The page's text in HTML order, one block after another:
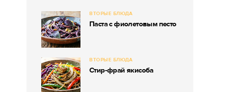
ВТОРЫЕ БЛЮДА
Паста с фиолетовым песто
ВТОРЫЕ БЛЮДА
Стир-фрай якисоба